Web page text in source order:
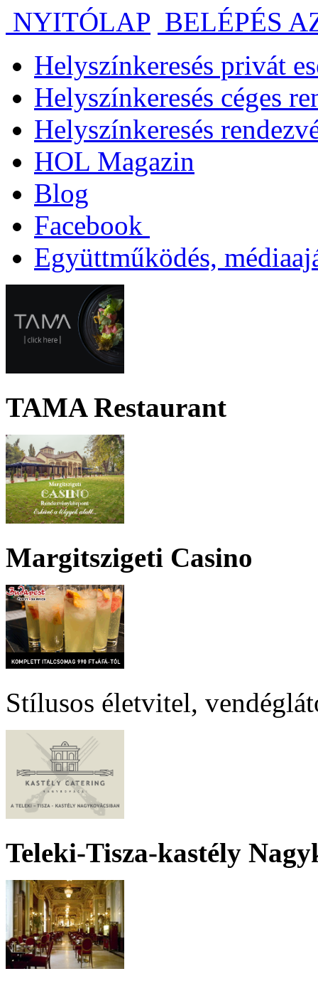
NYITÓLAP BELÉPÉS
Helyszínkeresés privát
Helyszínkeresés céges
Helyszínkeresés
HOL Magazin
Blog
Facebook
Együttműködés,
TAMA Restaurant
Margitszigeti Casino
Stílusos életvitel,
Teleki-Tisza-kastély